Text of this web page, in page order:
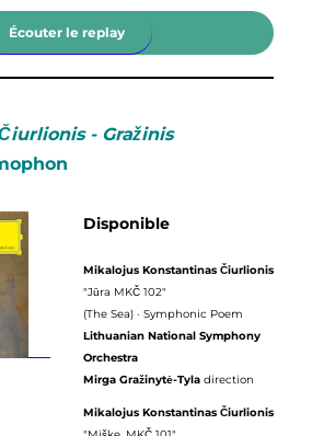
Écouter le replay
- Gražinis
Disponible
Mikalojus Konstantinas Čiurlionis
"Jūra MKČ 102"
(The Sea) · Symphonic Poem
Lithuanian National Symphony
Orchestra
Mirga Gražinytė-Tyla direction
Mikalojus Konstantinas Čiurlionis